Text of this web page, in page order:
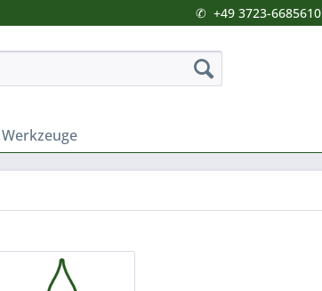
✆ +49 3723-6685610
Werkzeuge